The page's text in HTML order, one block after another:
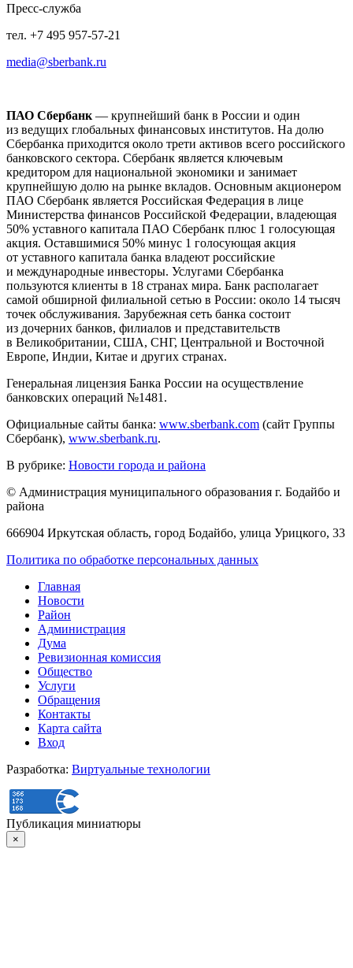
Пресс-служба
тел. +7 495 957-57-21
media@sberbank.ru
ПАО Сбербанк — крупнейший банк в России и один
из ведущих глобальных финансовых институтов. На долю
Сбербанка приходится около трети активов всего российского
банковского сектора. Сбербанк является ключевым
кредитором для национальной экономики и занимает
крупнейшую долю на рынке вкладов. Основным акционером
ПАО Сбербанк является Российская Федерация в лице
Министерства финансов Российской Федерации, владеющая
50% уставного капитала ПАО Сбербанк плюс 1 голосующая
акция. Оставшимися 50% минус 1 голосующая акция
от уставного капитала банка владеют российские
и международные инвесторы. Услугами Сбербанка
пользуются клиенты в 18 странах мира. Банк располагает
самой обширной филиальной сетью в России: около 14 тысяч
точек обслуживания. Зарубежная сеть банка состоит
из дочерних банков, филиалов и представительств
в Великобритании, США, СНГ, Центральной и Восточной
Европе, Индии, Китае и других странах.
Генеральная лицензия Банка России на осуществление
банковских операций №1481.
Официальные сайты банка: www.sberbank.com (сайт Группы
Сбербанк), www.sberbank.ru.
В рубрике: Новости города и района
© Администрация муниципального образования г. Бодайбо и
района
666904 Иркутская область, город Бодайбо, улица Урицкого, 33
Политика по обработке персональных данных
Главная
Новости
Район
Администрация
Дума
Ревизионная комиссия
Общество
Услуги
Обращения
Контакты
Карта сайта
Вход
Разработка: Виртуальные технологии
Публикация миниатюры
×